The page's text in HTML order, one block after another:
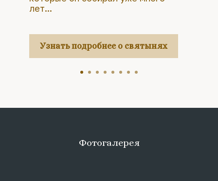
лет...
Узнать подробнее о святынях
Фотогалерея